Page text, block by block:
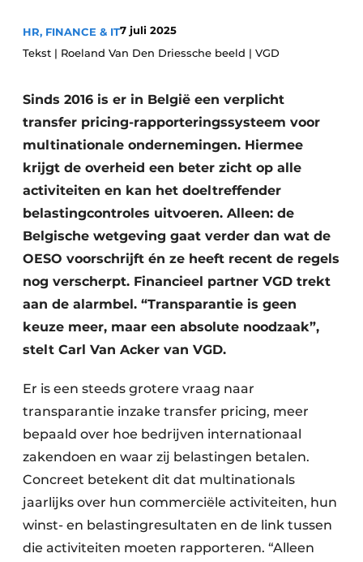
Vacature aanmelden
Video’s
HR, FINANCE & IT7 juli 2025
Tekst | Roeland Van Den Driessche beeld | VGD
Sinds 2016 is er in België een verplicht
transfer pricing-rapporteringssysteem voor
multinationale ondernemingen. Hiermee
krijgt de overheid een beter zicht op alle
activiteiten en kan het doeltreffender
belastingcontroles uitvoeren. Alleen: de
Belgische wetgeving gaat verder dan wat de
OESO voorschrijft én ze heeft recent de regels
nog verscherpt. Financieel partner VGD trekt
aan de alarmbel. “Transparantie is geen
keuze meer, maar een absolute noodzaak”,
stelt Carl Van Acker van VGD.
Er is een steeds grotere vraag naar
transparantie inzake transfer pricing, meer
bepaald over hoe bedrijven internationaal
zakendoen en waar zij belastingen betalen.
Concreet betekent dit dat multinationals
jaarlijks over hun commerciële activiteiten, hun
winst- en belastingresultaten en de link tussen
die activiteiten moeten rapporteren. “Alleen